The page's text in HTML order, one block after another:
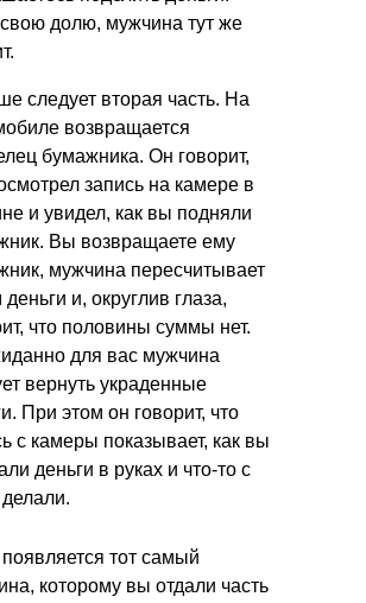
долю, мужчина тут же
следует вторая часть. На
возвращается
бумажника. Он говорит,
запись на камере в
и увидел, как вы подняли
Вы возвращаете ему
мужчина пересчитывает
и, округлив глаза,
что половины суммы нет.
для вас мужчина
вернуть украденные
При этом он говорит, что
с камеры показывает, как вы
деньги в руках и что-то с
появляется тот самый
которому вы отдали часть